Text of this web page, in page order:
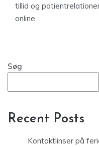
tillid og
online
Søg
Recent Posts
Kontaktlinser på